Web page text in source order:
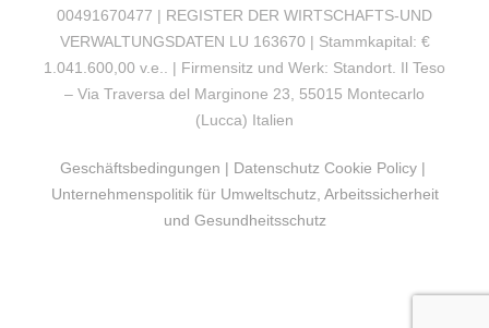
00491670477 | REGISTER DER WIRTSCHAFTS-UND
VERWALTUNGSDATEN LU 163670 | Stammkapital: €
1.041.600,00 v.e.. | Firmensitz und Werk: Standort. Il Teso
– Via Traversa del Marginone 23, 55015 Montecarlo
(Lucca) Italien
Geschäftsbedingungen | Datenschutz Cookie Policy|
Unternehmenspolitik für Umweltschutz, Arbeitssicherheit
und Gesundheitsschutz